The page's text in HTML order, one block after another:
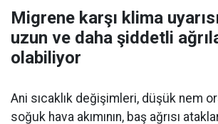
Migrene karşı klima
uzun ve daha şiddetli
olabiliyor
Ani sıcaklık değişimleri, düşük nem
soğuk hava akımının, baş ağrısı